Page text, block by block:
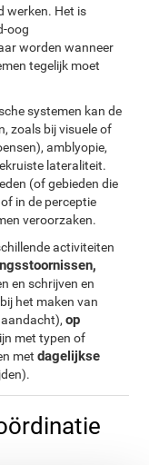
werken. Het is
oog
worden wanneer
tegelijk moet
systemen kan de
zoals bij visuele of
amblyopie,
lateraliteit.
(of gebieden die
in de perceptie
veroorzaken.
activiteiten
en schrijven en
het maken van
aandacht),op
met typen of
metdagelijkse